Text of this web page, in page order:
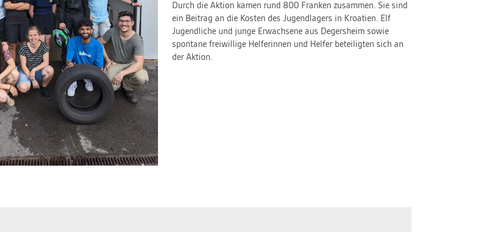
Durch die Aktion kamen rund 800 Franken zusammen. Sie sind
ein Beitrag an die Kosten des Jugendlagers in Kroatien. Elf
Jugendliche und junge Erwachsene aus Degersheim sowie
spontane freiwillige Helferinnen und Helfer beteiligten sich an
der Aktion.